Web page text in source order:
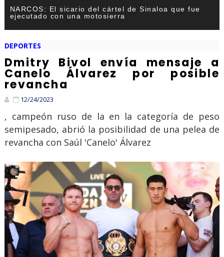
NARCOS: El sicario del cártel de Sinaloa que fue
ejecutado con una motosierra
DEPORTES
Dmitry Bivol envía mensaje a
Canelo Álvarez por posible
revancha
12/24/2023
, campeón ruso de la en la categoría de peso
semipesado, abrió la posibilidad de una pelea de
revancha con Saúl 'Canelo' Álvarez